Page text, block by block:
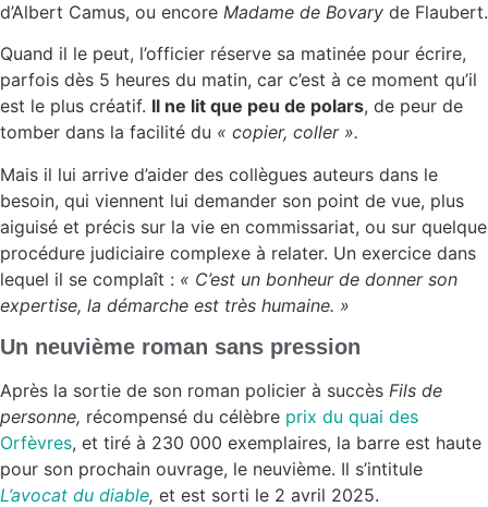
d’Albert Camus, ou encore Madame de Bovary de Flaubert.
Quand il le peut, l’officier réserve sa matinée pour écrire,
parfois dès 5 heures du matin, car c’est à ce moment qu’il
est le plus créatif. Il ne lit que peu de polars, de peur de
tomber dans la facilité du « copier, coller ».
Mais il lui arrive d’aider des collègues auteurs dans le
besoin, qui viennent lui demander son point de vue, plus
aiguisé et précis sur la vie en commissariat, ou sur quelque
procédure judiciaire complexe à relater. Un exercice dans
lequel il se complaît : « C’est un bonheur de donner son
expertise, la démarche est très humaine. »
Un neuvième roman sans pression
Après la sortie de son roman policier à succès Fils de
personne, récompensé du célèbre prix du quai des
Orfèvres, et tiré à 230 000 exemplaires, la barre est haute
pour son prochain ouvrage, le neuvième. Il s’intitule
L’avocat du diable, et est sorti le 2 avril 2025.